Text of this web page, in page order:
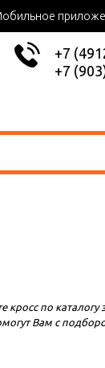
+7
+7
по каталогу
Вам с